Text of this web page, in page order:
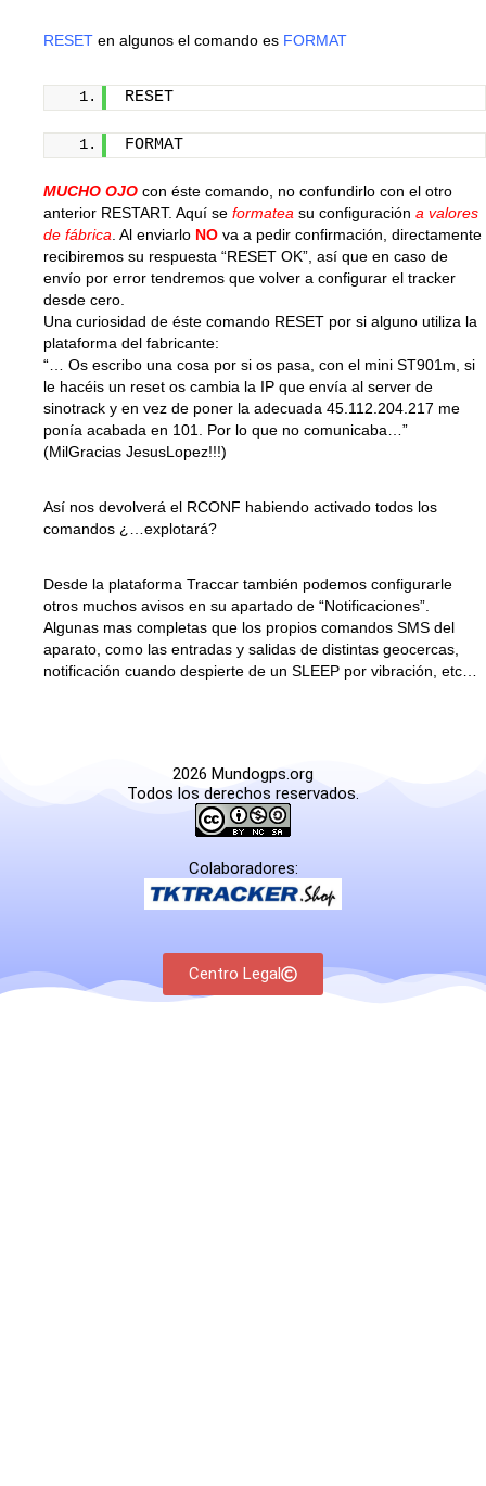
RESET en algunos el comando es FORMAT
RESET
FORMAT
MUCHO OJO con éste comando, no confundirlo con el otro
anterior RESTART. Aquí se formatea su configuración a valores
de fábrica . Al enviarlo NO va a pedir confirmación, directamente
recibiremos su respuesta “RESET OK”, así que en caso de
envío por error tendremos que volver a configurar el tracker
desde cero.
Una curiosidad de éste comando RESET por si alguno utiliza la
plataforma del fabricante:
“… Os escribo una cosa por si os pasa, con el mini ST901m, si
le hacéis un reset os cambia la IP que envía al server de
sinotrack y en vez de poner la adecuada 45.112.204.217 me
ponía acabada en 101. Por lo que no comunicaba…”
(MilGracias JesusLopez!!!)
Así nos devolverá el RCONF habiendo activado todos los
comandos ¿…explotará?
Desde la plataforma Traccar también podemos configurarle
otros muchos avisos en su apartado de “Notificaciones”.
Algunas mas completas que los propios comandos SMS del
aparato, como las entradas y salidas de distintas geocercas,
notificación cuando despierte de un SLEEP por vibración, etc…
2026 Mundogps.org
Todos los derechos reservados.
Colaboradores:
Centro Legal